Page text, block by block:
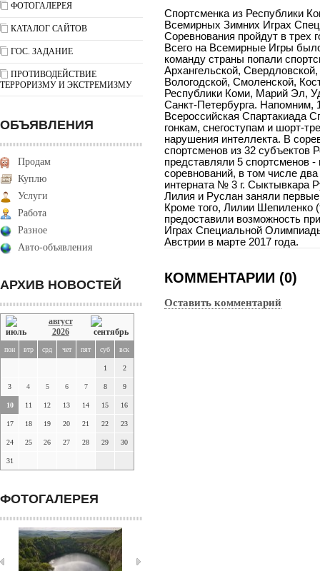
ФОТОГАЛЕРЕЯ
КАТАЛОГ САЙТОВ
ГОС. ЗАДАНИЕ
ПРОТИВОДЕЙСТВИЕ
ТЕРРОРИЗМУ И ЭКСТРЕМИЗМУ
ОБЪЯВЛЕНИЯ
Продам
Куплю
Услуги
Работа
Разное
Авто-объявления
АРХИВ НОВОСТЕЙ
август
2026
пон втр срд чет пят суб вск
1 2
3 4 5 6 7 8 9
10 11 12 13 14 15 16
17 18 19 20 21 22 23
24 25 26 27 28 29 30
31
ФОТОГАЛЕРЕЯ
Спортсменка из Республики
Всемирных Зимних Играх
Соревнования пройдут в трех
Всего на Всемирные Игры
команду страны попали
Архангельской,
Вологодской, Смоленской,
Республики Коми, Марий Эл,
Санкт-Петербурга. Напомним,
Всероссийская
гонкам, снегоступам и шорт-
нарушения интеллекта. В
спортсменов из 32 субъектов
представляли 5 спортсменов
соревнований, в том числе
интерната № 3 г. Сыктывкара
Лилия и Руслан заняли
Кроме того, Лилии Шепиленко
предоставили возможность
Играх Специальной
Австрии в марте 2017 года.
КОММЕНТАРИИ (0)
Оставить комментарий